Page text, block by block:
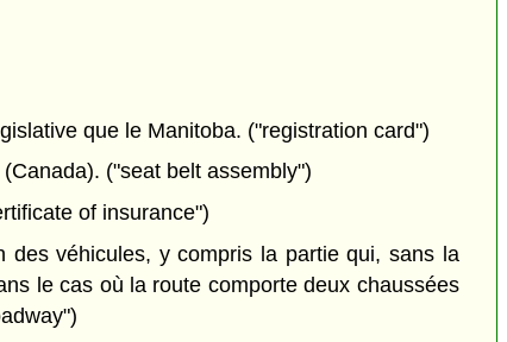
que le Manitoba. ("registration card")
("seat belt assembly")
of insurance")
véhicules, y compris la partie qui, sans la
le cas où la route comporte deux chaussées